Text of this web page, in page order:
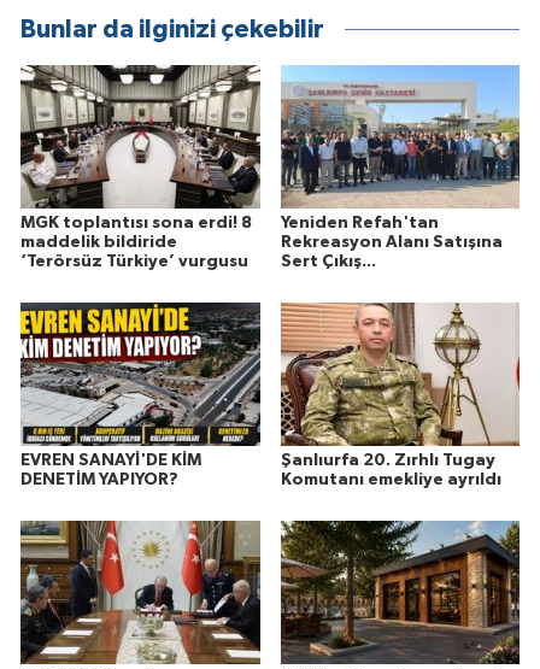
Bunlar da ilginizi çekebilir
MGK toplantısı sona erdi! 8
maddelik bildiride
‘Terörsüz Türkiye’ vurgusu
Yeniden Refah'tan
Rekreasyon Alanı Satışına
Sert Çıkış...
EVREN SANAYİ'DE KİM
DENETİM YAPIYOR?
Şanlıurfa 20. Zırhlı Tugay
Komutanı emekliye ayrıldı